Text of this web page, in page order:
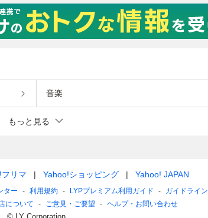
音楽
もっと見る
リマ Yahoo!ショッピング Yahoo! JAPAN
ター 利用規約 LYPプレミアム利用ガイド
ガイドライン
について ご意見・ご要望 ヘルプ・お問い合わせ